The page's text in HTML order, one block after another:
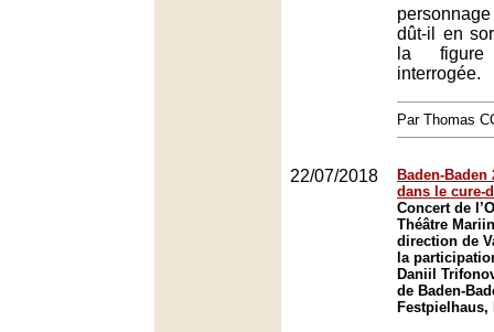
dût-il en
la
interrogée.
Par Thomas
22/07/2018
Baden-Baden
dans le cure-
Concert de
Théâtre
direction de
la
Daniil
de Baden-
Festpielhaus,